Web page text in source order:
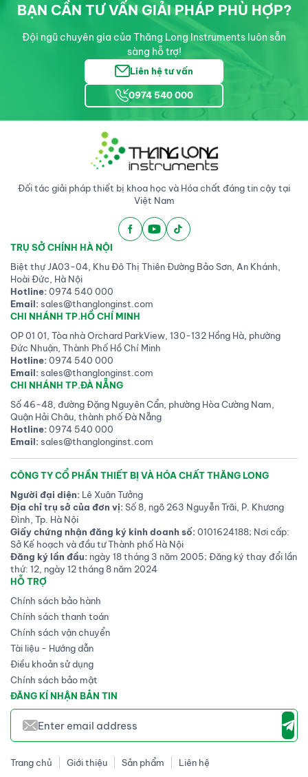
BẠN CẦN TƯ VẤN GIẢI PHÁP PHÙ HỢP?
Đội ngũ chuyên gia của Thăng Long Instruments luôn sẵn
sàng hỗ trợ!
Liên hệ tư vấn
0974 540 000
Đối tác giải pháp thiết bị khoa học và Hóa chất đáng tin cậy tại
Việt Nam
TRỤ SỞ CHÍNH HÀ NỘI
Biệt thự JA03-04, Khu Đô Thị Thiên Đường Bảo Sơn, An Khánh,
Hoài Đức, Hà Nội
Hotline:0974 540 000
Email:sales@thanglonginst.com
CHI NHÁNH TP.HỒ CHÍ MINH
OP 01 01, Tòa nhà Orchard ParkView, 130-132 Hồng Hà, phường
Đức Nhuận, Thành Phố Hồ Chí Minh
Hotline:0974 540 000
Email:sales@thanglonginst.com
CHI NHÁNH TP.ĐÀ NẴNG
Số 46-48, đường Đặng Nguyên Cẩn, phường Hòa Cường Nam,
Quận Hải Châu, thành phố Đà Nẵng
Hotline:0974 540 000
Email:sales@thanglonginst.com
CÔNG TY CỔ PHẦN THIẾT BỊ VÀ HÓA CHẤT THĂNG LONG
Người đại diện: Lê Xuân Tưởng
Địa chỉ trụ sở của đơn vị:Số 8, ngõ 263 Nguyễn Trãi, P. Khương
Đình, Tp. Hà Nội
Giấy chứng nhận đăng ký kinh doanh số:0101624188; Nơi cấp:
Sở Kế hoạch và đầu tư Thành phố Hà Nội
Đăng ký lần đầu: ngày 18 tháng 3 năm 2005; Đăng ký thay đổi lần
thứ: 12, ngày 12 tháng 8 năm 2024
HỖ TRỢ
Chính sách bảo hành
Chính sách thanh toán
Chính sách vận chuyển
Tài liệu - Hướng dẫn
Điều khoản sử dụng
Chính sách bảo mật
ĐĂNG KÍ NHẬN BẢN TIN
Trang chủ Giới thiệu Sản phẩm Liên hệ